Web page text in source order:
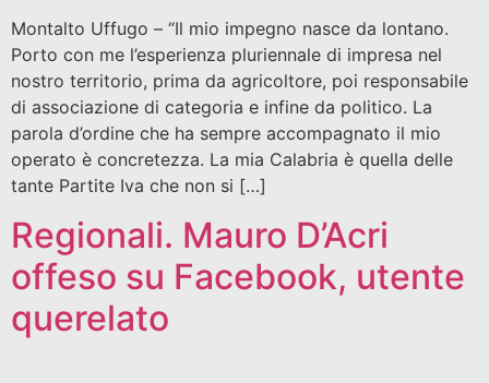
Montalto Uffugo – “Il mio impegno nasce da lontano.
Porto con me l’esperienza pluriennale di impresa nel
nostro territorio, prima da agricoltore, poi responsabile
di associazione di categoria e infine da politico. La
parola d’ordine che ha sempre accompagnato il mio
operato è concretezza. La mia Calabria è quella delle
tante Partite Iva che non si […]
Regionali. Mauro D’Acri
offeso su Facebook, utente
querelato